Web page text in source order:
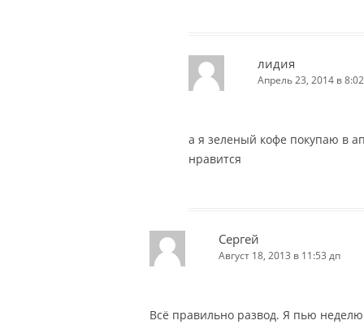
лидия
Апрель 23, 2014 в
а я зеленый кофе покупаю в
нравится
Сергей
Август 18, 2013 в 11:53 дп
Всё правильно развод. Я пью